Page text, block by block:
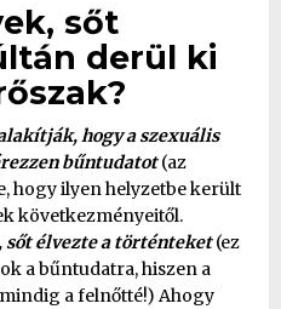
sőt
derül ki
hogy a szexuális
bűntudatot(az
hogy ilyen helyzetbe került
következményeitől.
élvezte a történteket(ez
a bűntudatra, hiszen a
a felnőtté!) Ahogy